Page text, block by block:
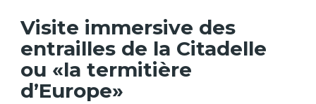
Visite immersive des
entrailles de la Citadelle
ou «la termitière
d’Europe»